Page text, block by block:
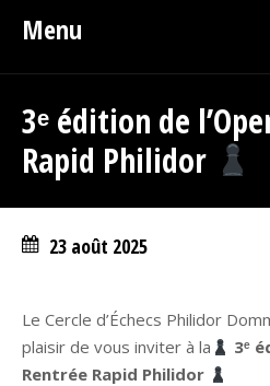
Menu
3ᵉ édition de
Rapid Philidor
23 août 2025
Le Cercle d’Échecs Philidor
plaisir de vous inviter à la
3ᵉ
Rentrée Rapid Philidor